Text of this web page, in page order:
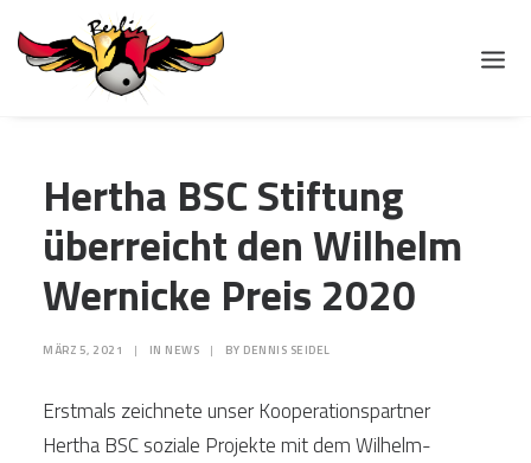
Das Projekt
Jugendcafès
Die Halle
Media
Jobs
Hertha BSC Stiftung
überreicht den Wilhelm
Wernicke Preis 2020
MÄRZ 5, 2021 | IN NEWS | BY DENNIS SEIDEL
Erstmals zeichnete unser Kooperationspartner
Hertha BSC soziale Projekte mit dem Wilhelm-